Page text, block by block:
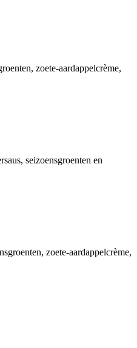
zoete-aardappelcrème,
seizoensgroenten en
zoete-aardappelcrème,